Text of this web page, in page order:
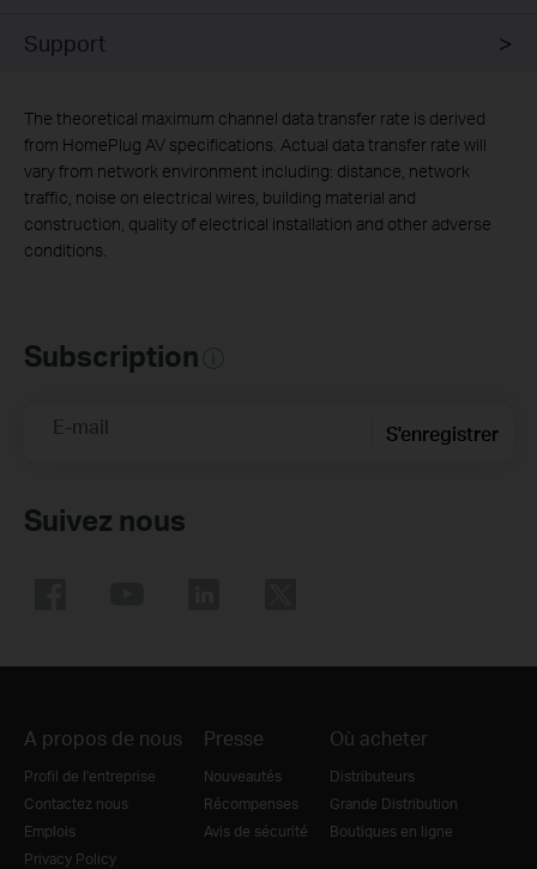
Support
The theoretical maximum channel data transfer rate is derived
from HomePlug AV specifications. Actual data transfer rate will
vary from network environment including: distance, network
traffic, noise on electrical wires, building material and
construction, quality of electrical installation and other adverse
conditions.
Subscription
E-mail S'enregistrer
Suivez nous
A propos de nous
Profil de l'entreprise
Contactez nous
Emplois
Privacy Policy
Presse
Nouveautés
Récompenses
Avis de sécurité
Où acheter
Distributeurs
Grande Distribution
Boutiques en ligne